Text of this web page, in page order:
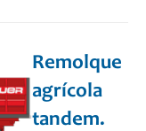
Remolque
agrícola
tandem.